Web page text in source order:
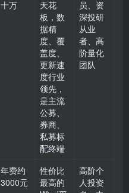
十万
天花
板，数
据精
度、覆
盖度、
更新速
度行业
领先，
是主流
公募、
券商、
私募标
配终端
员、资
深投研
从业
者、高
阶量化
团队
年费约
3000元
性价比
最高的
高阶个
人投资